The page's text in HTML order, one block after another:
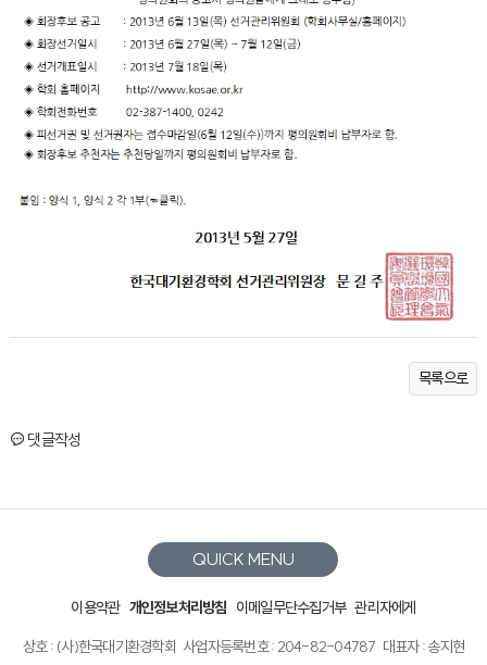
목록으로
댓글작성
이용약관 개인정보처리방침 이메일무단수집거부 관리자에게
QUICK MENU
상호 : (사)한국대기환경학회 사업자등록번호 : 204-82-04787 대표자 : 송지현